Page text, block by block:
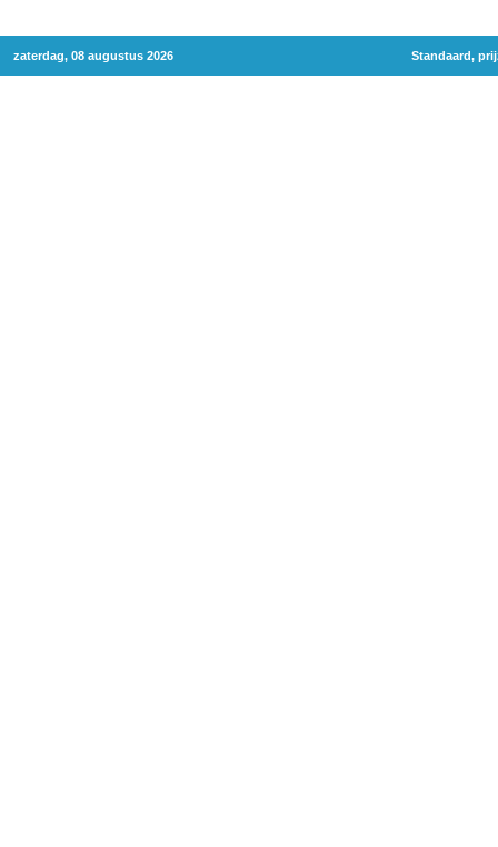
zaterdag, 08 augustus 2026 Standaard,